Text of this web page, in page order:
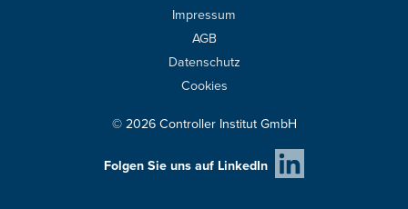
Impressum
AGB
Datenschutz
Cookies
© 2026 Controller Institut GmbH
Folgen Sie uns auf LinkedIn